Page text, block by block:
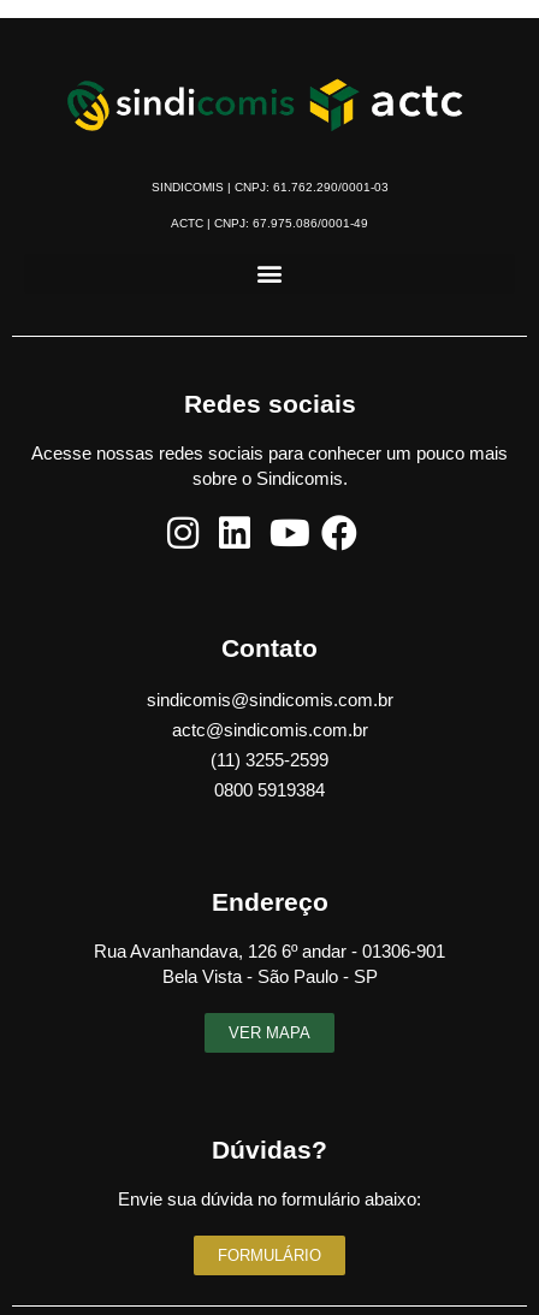
SINDICOMIS | CNPJ: 61.762.290/0001-03
ACTC | CNPJ: 67.975.086/0001-49
Redes sociais
Acesse nossas redes sociais para conhecer um pouco mais
sobre o Sindicomis.
Contato
sindicomis@sindicomis.com.br
actc@sindicomis.com.br
(11) 3255-2599
0800 5919384
Endereço
Rua Avanhandava, 126 6º andar - 01306-901
Bela Vista - São Paulo - SP
VER MAPA
Dúvidas?
Envie sua dúvida no formulário abaixo:
FORMULÁRIO